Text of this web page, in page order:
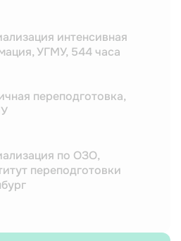
интенсивная
УГМУ, 544 часа
переподготовка,
по ОЗО,
переподготовки